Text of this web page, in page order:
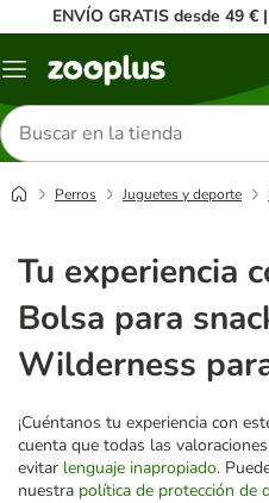
ENVÍO GRATIS desde 49
Menú
Buscar
productos
Perros Juguetes y deporte
Tu experiencia
Bolsa para
Wilderness
¡Cuéntanos tu experiencia con
cuenta que todas las
evitar lenguaje inapropiado.
nuestra política de protección de